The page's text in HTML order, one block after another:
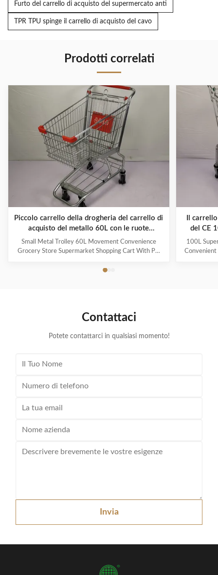
Furto del carrello di acquisto del supermercato anti
TPR TPU spinge il carrello di acquisto del cavo
Prodotti correlati
Piccolo carrello della drogheria del carrello di
acquisto del metallo 60L con le ruote
dell'unità di elaborazione
Small Metal Trolley 60L Movement Convenience
Grocery Store Supermarket Shopping Cart With PU
companion in the store, Jinsheng shopping trolleys are
of times: from the world’s largest manufacturer of
Il
del CE
100L
Convenient
Contattaci
Potete contattarci in qualsiasi momento!
Invia